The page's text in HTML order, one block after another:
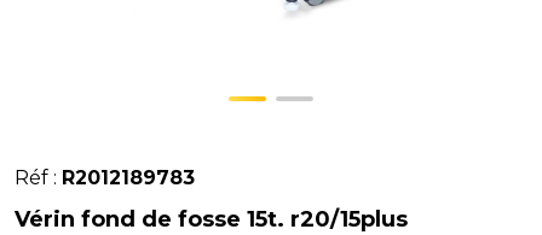
Réf : R2012189783
Vérin fond de fosse 15t. r20/15plus